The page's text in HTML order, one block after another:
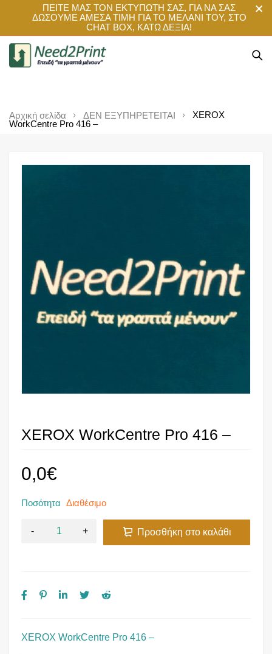
ΠΕΙΤΕ ΜΑΣ ΤΟΝ ΕΚΤΥΠΩΤΗ ΣΑΣ, ΓΙΑ ΝΑ ΣΑΣ
ΔΩΣΟΥΜΕ ΑΜΕΣΑ ΤΙΜΗ ΓΙΑ ΤΟ ΜΕΛΑΝΙ ΤΟΥ, ΣΤΟ
CHAT BOX, ΚΑΤΩ ΔΕΞΙΑ!
Αρχική σελίδα ΔΕΝ ΕΞΥΠΗΡΕΤΕΙΤΑΙ
XEROX
WorkCentre Pro 416 –
XEROX WorkCentre Pro 416 –
XEROX WorkCentre Pro 416 –
0,0€
Ποσότητα Διαθέσιμο
Προσθήκη στο καλάθι